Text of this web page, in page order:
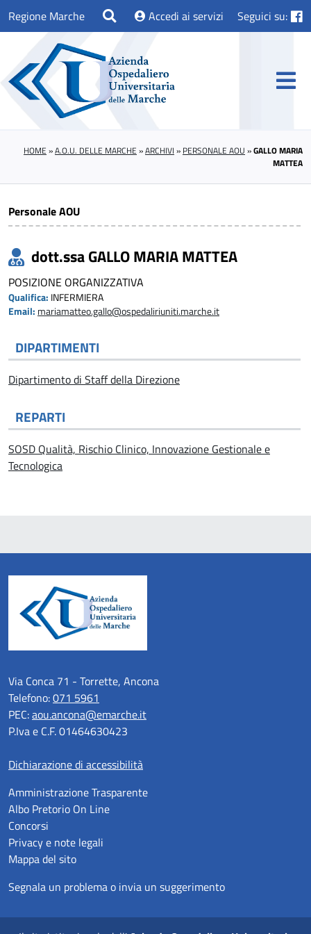
Regione Marche Accedi ai servizi Seguici su:
HOME »A.O.U. DELLE MARCHE »ARCHIVI » PERSONALE AOU »GALLO MARIA
MATTEA
Personale AOU
dott.ssa GALLO MARIA MATTEA
POSIZIONE ORGANIZZATIVA
Qualifica: INFERMIERA
Email: mariamatteo.gallo@ospedaliriuniti.marche.it
DIPARTIMENTI
Dipartimento di Staff della Direzione
REPARTI
SOSD Qualità, Rischio Clinico, Innovazione Gestionale e
Tecnologica
Via Conca 71 - Torrette, Ancona
Telefono:071 5961
PEC:aou.ancona@emarche.it
P.Iva e C.F. 01464630423
Dichiarazione di accessibilità
Amministrazione Trasparente
Albo Pretorio On Line
Concorsi
Privacy e note legali
Mappa del sito
Segnala un problema o invia un suggerimento